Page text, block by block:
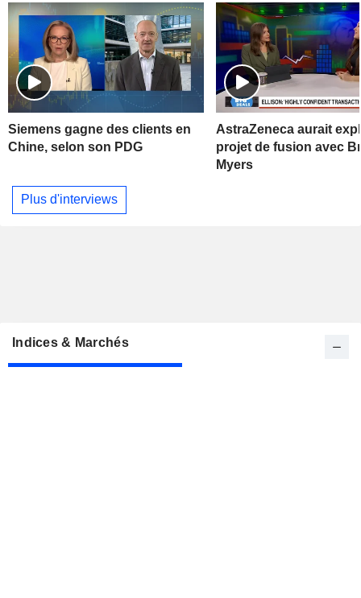
Siemens gagne des clients en
Chine, selon son PDG
AstraZeneca aurait
projet de fusion avec
Myers
Plus d'interviews
Indices & Marchés